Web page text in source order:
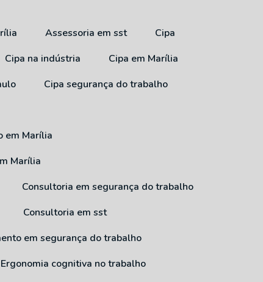
Assessoria em sst
Cipa
Cipa na indústria
Cipa em Marília
Cipa segurança do trabalho
em Marília
Marília
Consultoria em segurança do trabalho
Consultoria em sst
em segurança do trabalho
Ergonomia cognitiva no trabalho